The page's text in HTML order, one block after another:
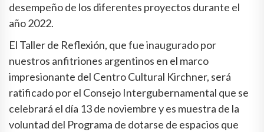
desempeño de los diferentes proyectos durante el
año 2022.
El Taller de Reflexión, que fue inaugurado por
nuestros anfitriones argentinos en el marco
impresionante del Centro Cultural Kirchner, será
ratificado por el Consejo Intergubernamental que se
celebrará el día 13 de noviembre y es muestra de la
voluntad del Programa de dotarse de espacios que